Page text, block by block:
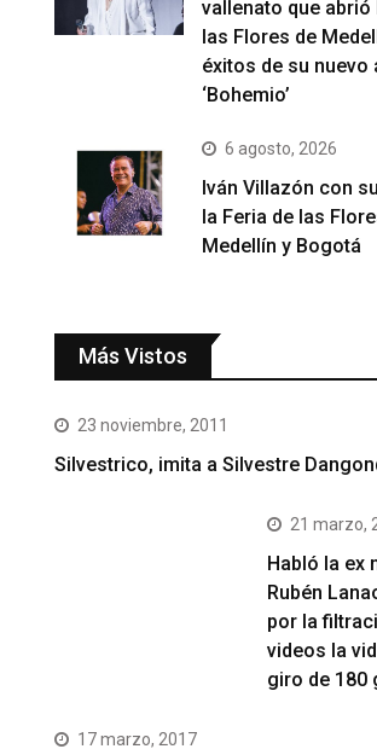
vallenato que abrió
las Flores de
éxitos de su nuevo
‘Bohemio’
6 agosto, 2026
Iván Villazón con
la Feria de las
Medellín y Bogotá
Más Vistos
23 noviembre, 2011
Silvestrico, imita a Silvestre
21 marzo,
Habló la ex
Rubén
por la
videos la
giro de 180
17 marzo, 2017